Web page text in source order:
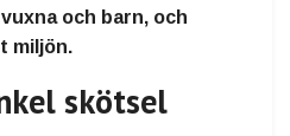
och barn, och
miljön.
skötsel